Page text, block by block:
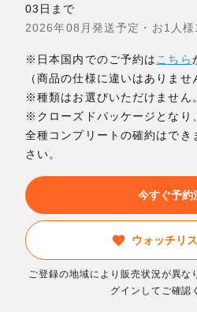
03日まで
2026年08月発送予定・お1人
※日本国内でのご予約は こちら
（商品の仕様に違いはありませ
※種類はお選びいただけません。
※クローズドパッケージとなり
全種コンプリートの確約はでき
さい。
今すぐ予約
ウォッチリ
ご登録の地域により販売状況が異な
グインしてご確認